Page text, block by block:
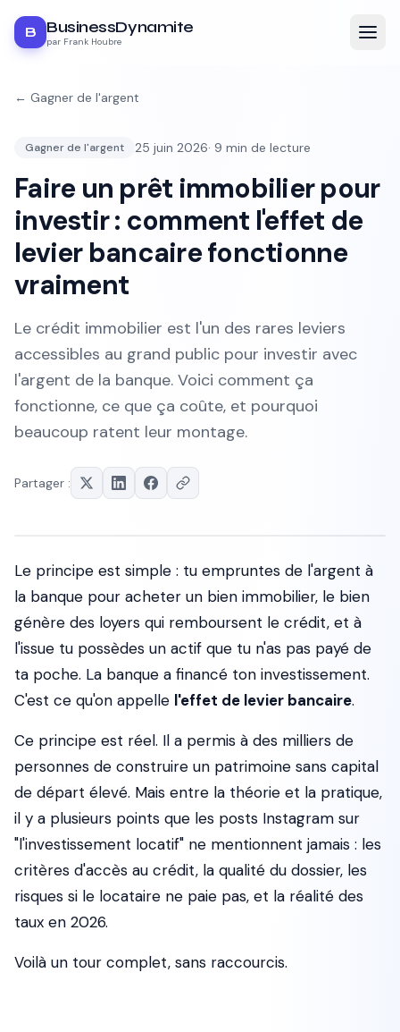
B BusinessDynamite
par Frank Houbre
← Gagner de l'argent
Gagner de l'argent 25 juin 2026· 9 min de lecture
Faire un prêt immobilier pour
investir : comment l'effet de
levier bancaire fonctionne
vraiment
Le crédit immobilier est l'un des rares leviers
accessibles au grand public pour investir avec
l'argent de la banque. Voici comment ça
fonctionne, ce que ça coûte, et pourquoi
beaucoup ratent leur montage.
Partager :
Le principe est simple : tu empruntes de l'argent à
la banque pour acheter un bien immobilier, le bien
génère des loyers qui remboursent le crédit, et à
l'issue tu possèdes un actif que tu n'as pas payé de
ta poche. La banque a financé ton investissement.
C'est ce qu'on appelle l'effet de levier bancaire.
Ce principe est réel. Il a permis à des milliers de
personnes de construire un patrimoine sans capital
de départ élevé. Mais entre la théorie et la pratique,
il y a plusieurs points que les posts Instagram sur
"l'investissement locatif" ne mentionnent jamais : les
critères d'accès au crédit, la qualité du dossier, les
risques si le locataire ne paie pas, et la réalité des
taux en 2026.
Voilà un tour complet, sans raccourcis.